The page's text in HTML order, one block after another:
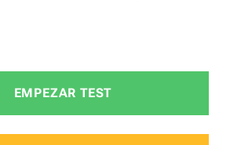
EMPEZAR TEST